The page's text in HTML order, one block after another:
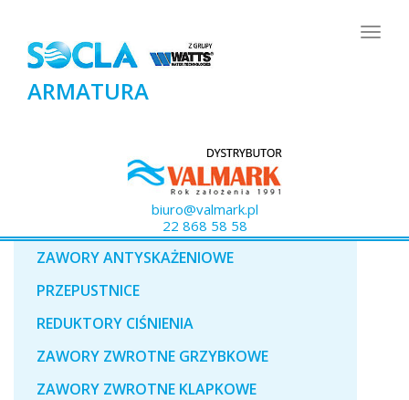
ARMATURA
biuro@valmark.pl
22 868 58 58
ZAWORY ANTYSKAŻENIOWE
PRZEPUSTNICE
REDUKTORY CIŚNIENIA
ZAWORY ZWROTNE GRZYBKOWE
ZAWORY ZWROTNE KLAPKOWE